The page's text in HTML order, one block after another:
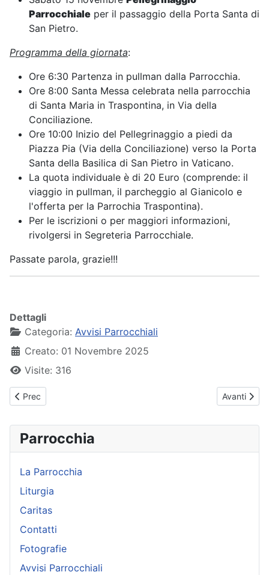
Parrocchiale per il passaggio della Porta Santa di
San Pietro.
Programma della giornata:
Ore 6:30 Partenza in pullman dalla Parrocchia.
Ore 8:00 Santa Messa celebrata nella parrocchia
di Santa Maria in Traspontina, in Via della
Conciliazione.
Ore 10:00 Inizio del Pellegrinaggio a piedi da
Piazza Pia (Via della Conciliazione) verso la Porta
Santa della Basilica di San Pietro in Vaticano.
La quota individuale è di 20 Euro (comprende: il
viaggio in pullman, il parcheggio al Gianicolo e
l'offerta per la Parrochia Traspontina).
Per le iscrizioni o per maggiori informazioni,
rivolgersi in Segreteria Parrocchiale.
Passate parola, grazie!!!
Dettagli
Categoria: Avvisi Parrocchiali
Creato: 01 Novembre 2025
Visite: 316
Articolo precedente: Avvisi Parrocchiali - 09 novembre 2025
Prec Articolo
Avanti
Parrocchia
La Parrocchia
Liturgia
Caritas
Contatti
Fotografie
Avvisi Parrocchiali